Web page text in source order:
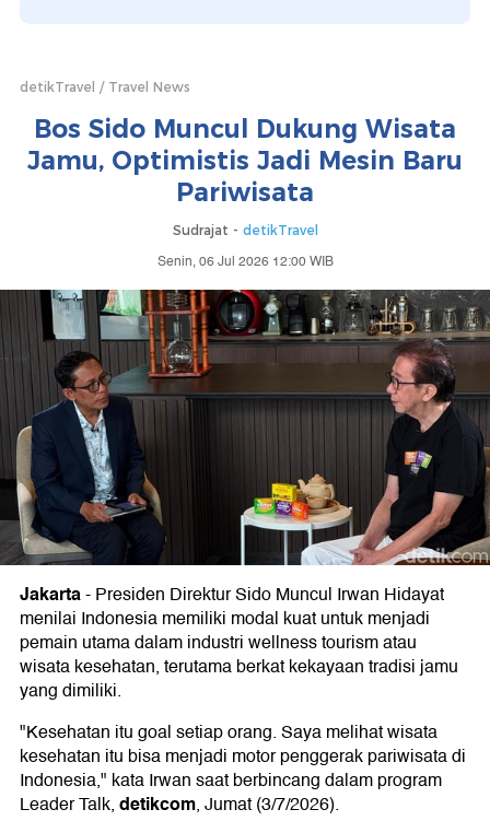
detikTravel Travel News
Bos Sido Muncul Dukung Wisata
Jamu, Optimistis Jadi Mesin Baru
Pariwisata
Sudrajat - detikTravel
Senin, 06 Jul 2026 12:00 WIB
Jakarta-Presiden Direktur Sido Muncul Irwan Hidayat
menilai Indonesia memiliki modal kuat untuk menjadi
pemain utama dalam industri wellness tourism atau
wisata kesehatan, terutama berkat kekayaan tradisi jamu
yang dimiliki.
"Kesehatan itu goal setiap orang. Saya melihat wisata
kesehatan itu bisa menjadi motor penggerak pariwisata di
Indonesia," kata Irwan saat berbincang dalam program
Leader Talk,detikcom, Jumat (3/7/2026).